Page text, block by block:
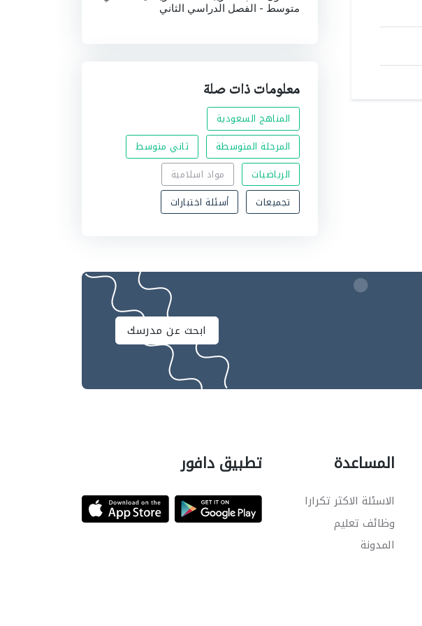
متوسط - الفصل الدراسي الثاني
معلومات ذات صلة
المناهج السعودية
المرحلة المتوسطة
ثاني متوسط
الرياضيات
مواد اسلامية
تجميعات
أسئلة اختبارات
ابحث عن مدرسك
المساعدة
الاسئلة الاكثر تكرارا
وظائف تعليم
المدونة
تطبيق دافور